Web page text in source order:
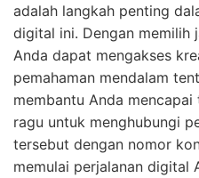
adalah langkah penting
digital ini. Dengan memilih
Anda dapat mengakses
pemahaman mendalam
membantu Anda
ragu untuk menghubungi
tersebut dengan nomor
memulai perjalanan digital